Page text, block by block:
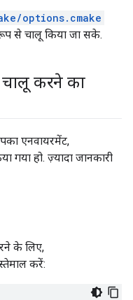
options.cmake
से चालू किया जा सके.
करने का
एनवायरमेंट,
गया हो. ज़्यादा जानकारी
के लिए,
करें: